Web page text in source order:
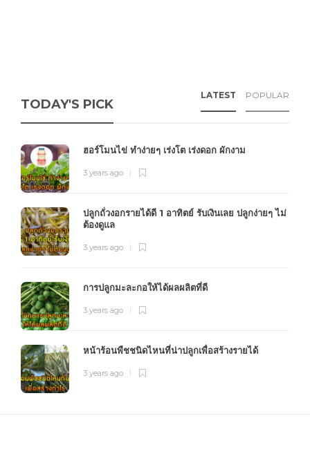
TODAY'S PICK
LATEST POPULAR
ฮอร์โมนไข่ ทำง่ายๆ เร่งโต เร่งดอก ผักงาม
3 years ago
ปลูกถั่วงอกรายได้ดี 1 อาทิตย์ รับเงินเลย ปลูกง่ายๆ ไม่
ต้องดูแล
3 years ago
การปลูกมะละกอให้ได้ผลผลิตที่ดี
3 years ago
หน้าร้อนพืชชนิดไหนที่น่าปลูกเพื่อสร้างรายได้
3 years ago